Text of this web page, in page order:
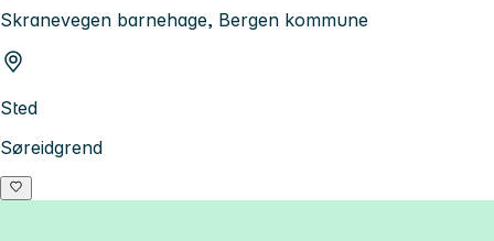
Skranevegen barnehage, Bergen kommune
Sted
Søreidgrend